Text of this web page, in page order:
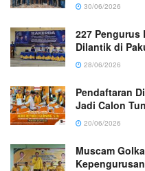
30/06/2026
227 Pengurus
Dilantik di
28/06/2026
Pendaftaran
Jadi Calon
20/06/2026
Muscam